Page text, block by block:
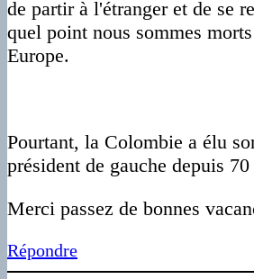
de partir à l'étranger et de se
quel point nous sommes
Europe.
Pourtant, la Colombie a élu
président de gauche depuis 70
Merci passez de bonnes
Répondre